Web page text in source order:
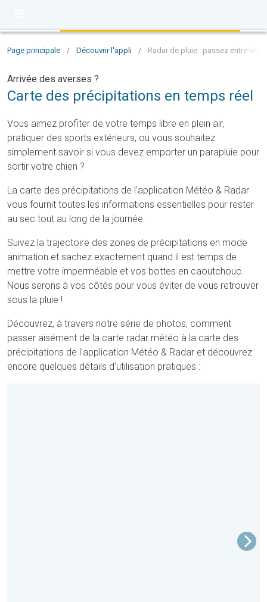
Page principale / Découvrir l'appli / Radar de pluie : passez entre les
Arrivée des averses ?
Carte des précipitations en temps réel
Vous aimez profiter de votre temps libre en plein air,
pratiquer des sports extérieurs, ou vous souhaitez
simplement savoir si vous devez emporter un parapluie pour
sortir votre chien ?
La carte des précipitations de l’application Météo & Radar
vous fournit toutes les informations essentielles pour rester
au sec tout au long de la journée.
Suivez la trajectoire des zones de précipitations en mode
animation et sachez exactement quand il est temps de
mettre votre imperméable et vos bottes en caoutchouc.
Nous serons à vos côtés pour vous éviter de vous retrouver
sous la pluie !
Découvrez, à travers notre série de photos, comment
passer aisément de la carte radar météo à la carte des
précipitations de l'application Météo & Radar et découvrez
encore quelques détails d'utilisation pratiques :